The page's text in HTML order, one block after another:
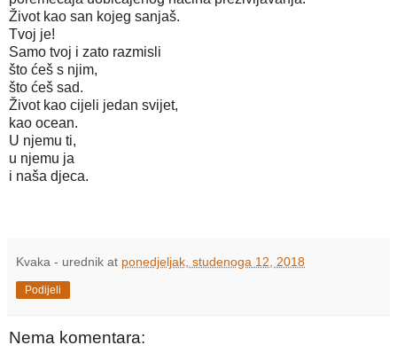
Život kao san kojeg sanjaš.
Tvoj je!
Samo tvoj i zato razmisli
što ćeš s njim,
što ćeš sad.
Život kao cijeli jedan svijet,
kao ocean.
U njemu ti,
u njemu ja
i naša djeca.
Kvaka - urednik at ponedjeljak, studenoga 12, 2018
Podijeli
Nema komentara: